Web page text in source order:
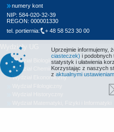
numery kont
NIP: 584-020-32-39
REGON: 000001330
tel. portiernia:
+ 48 58 523 30 00
Wydziały UG
Wydział Biologii
Wydział Chemii
Wydział Ekonomiczny
Uprzejmie informujemy,
ciasteczek) i podobnych
statystyk i ułatwienia
Korzystając z naszych
z aktualnymi